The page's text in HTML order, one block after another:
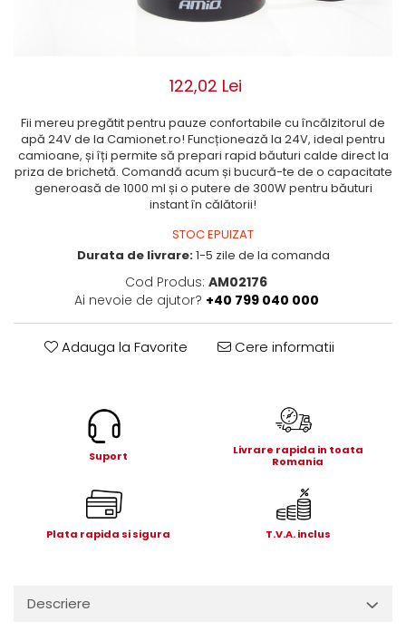
MOTOARE ELECTRICE
ELECTRICE
POMPE HIDRAULICE
Hidraulice
Pompa si motor electric
Role, bolturi si bucse
Burdufe si cilindri hidraulici
Bolturi, role si bucse
Motoare electrice si pompe
Role, bucse si bolturi
Electrice
Huse scaun camion
Scule camion
Stergatoare parbriz camion
122,02 Lei
Fii mereu pregătit pentru pauze confortabile cu încălzitorul de
apă 24V de la Camionet.ro! Funcționează la 24V, ideal pentru
camioane, și îți permite să prepari rapid băuturi calde direct la
priza de brichetă. Comandă acum și bucură-te de o capacitate
generoasă de 1000 ml și o putere de 300W pentru băuturi
instant în călătorii!
STOC EPUIZAT
Durata de livrare:1-5 zile de la comanda
Cod Produs: AM02176
Ai nevoie de ajutor? +40 799 040 000
Adauga la Favorite Cere informatii
Suport
Livrare rapida in toata
Romania
Plata rapida si sigura T.V.A. inclus
Descriere